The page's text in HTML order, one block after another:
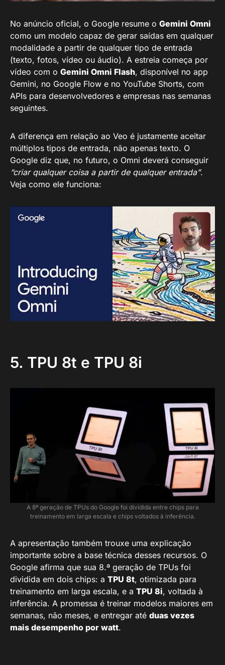
No anúncio oficial, o Google resume o Gemini Omni
como um modelo capaz de gerar saídas em qualquer
modalidade a partir de qualquer tipo de entrada
(texto, fotos, vídeo ou áudio). A estreia começa por
vídeo com o Gemini Omni Flash, disponível no app
Gemini, no Google Flow e no YouTube Shorts, com
APIs para desenvolvedores e empresas nas semanas
seguintes.
A diferença em relação ao Veo é justamente aceitar
múltiplos tipos de entrada, não apenas texto. O
Google diz que, no futuro, o Omni deverá conseguir
“criar qualquer coisa a partir de qualquer entrada”.
Veja como ele funciona:
5. TPU 8t e TPU 8i
A 8ª geração de TPUs do Google foi dividida entre chips para
treinamento em larga escala e chips voltados à inferência.
A apresentação também trouxe uma explicação
importante sobre a base técnica desses recursos. O
Google afirma que sua 8.ª geração de TPUs foi
dividida em dois chips: a TPU 8t, otimizada para
treinamento em larga escala, e a TPU 8i, voltada à
inferência. A promessa é treinar modelos maiores em
semanas, não meses, e entregar até duas vezes
mais desempenho por watt.